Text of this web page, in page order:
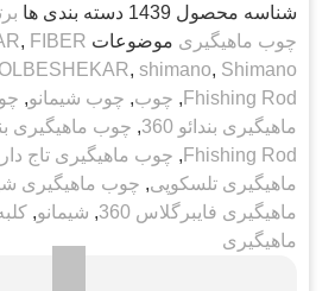
شناسه محصول1439 دسته بندی ها
چوب ماهیگیری موضوعات , FIBER
, shimano, Shimano
Fhishing Rod
, چوب, چوب شیمانو,
ماهیگیری بندائو 360
,
Fhishing Rod
, چوب ماهیگیری تاج دار
ماهیگیری تلسکوپی, چوب ماهیگیری
ماهیگیری فایبرگلاس 360
, شیمانو,
ماهیگیری